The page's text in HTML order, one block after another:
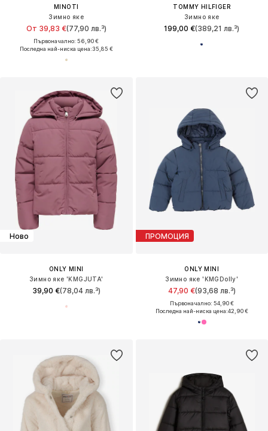
MINOTI
Зимно яке
От 39,83 €(77,90 лв.³)
Първоначално: 56,90 €
Последна най-ниска цена:35,85 €
TOMMY HILFIGER
Зимно яке
199,00 €(389,21 лв.³)
Ново
ONLY MINI
Зимно яке 'KMGJUTA'
39,90 €(78,04 лв.³)
ПРОМОЦИЯ
ONLY MINI
Зимно яке 'KMGDolly'
47,90 €(93,68 лв.³)
Първоначално: 54,90 €
Последна най-ниска цена:42,90 €